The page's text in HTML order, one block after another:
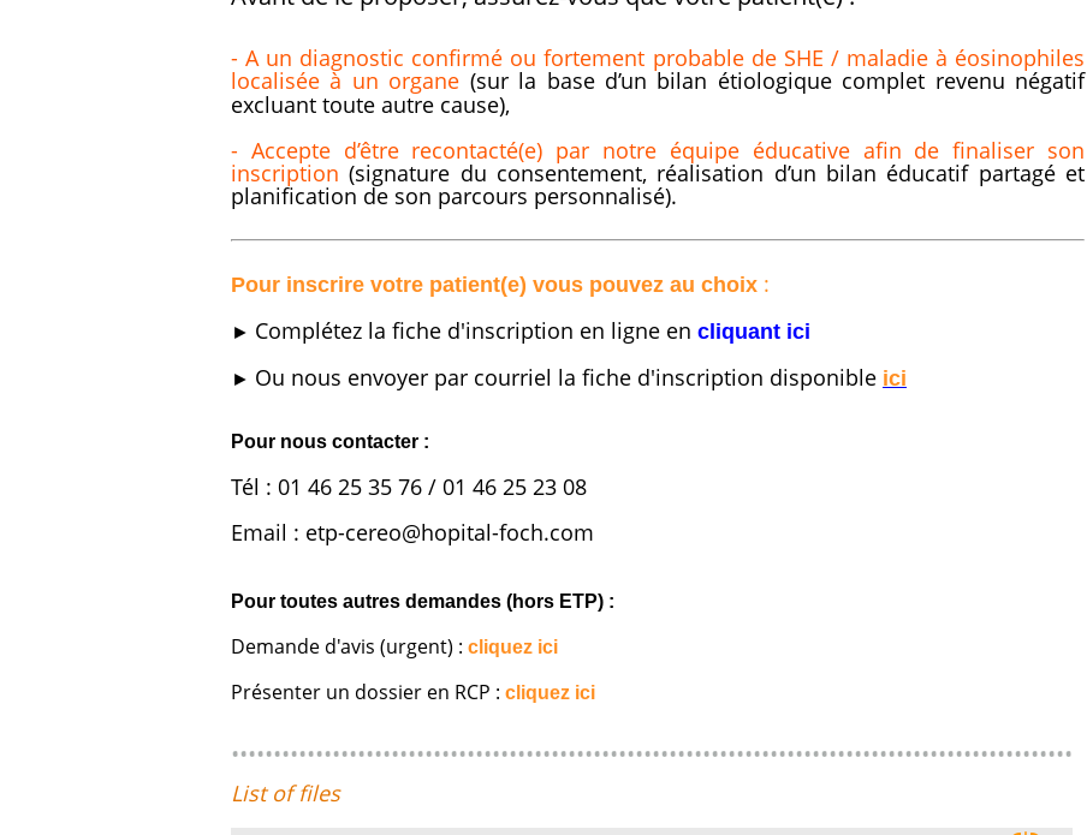
- A un diagnostic confirmé ou fortement probable de SHE / maladie à éosinophiles
localisée à un organe (sur la base d’un bilan étiologique complet revenu négatif
excluant toute autre cause),
- Accepte d’être recontacté(e) par notre équipe éducative afin de finaliser son
inscription (signature du consentement, réalisation d’un bilan éducatif partagé et
planification de son parcours personnalisé).
Pour inscrire votre patient(e) vous pouvez au choix :
► Complétez la fiche d'inscription en ligne en cliquant ici
► Ou nous envoyer par courriel la fiche d'inscription disponible ici
Pour nous contacter :
Tél : 01 46 25 35 76 / 01 46 25 23 08
Email : etp-cereo@hopital-foch.com
Pour toutes autres demandes (hors ETP) :
Demande d'avis (urgent) : cliquez ici
Présenter un dossier en RCP : cliquez ici
List of files